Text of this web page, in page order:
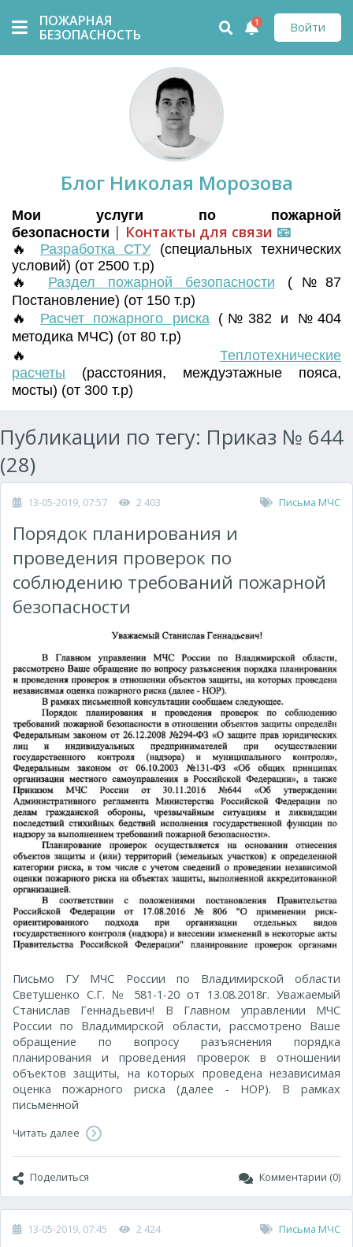
ПОЖАРНАЯ
БЕЗОПАСНОСТЬ
Войти
1
Блог Николая Морозова
Мои услуги по пожарной
безопасности | Контакты для связи 📧
🔥 Разработка СТУ (специальных технических
условий) (от 2500 т.р)
🔥 Раздел пожарной безопасности (№87
Постановление) (от 150 т.р)
🔥 Расчет пожарного риска(№382 и №404
методика МЧС) (от 80 т.р)
🔥 Теплотехнические
расчеты (расстояния, междуэтажные пояса,
мосты) (от 300 т.р)
Публикации по тегу: Приказ № 644
(28)
13-05-2019, 07:57 2 403 Письма МЧС
Порядок планирования и
проведения проверок по
соблюдению требований пожарной
безопасности
Письмо ГУ МЧС России по Владимирской области
Светушенко С.Г. № 581-1-20 от 13.08.2018г. Уважаемый
Станислав Геннадьевич! В Главном управлении МЧС
России по Владимирской области, рассмотрено Ваше
обращение по вопросу разъяснения порядка
планирования и проведения проверок в отношении
объектов защиты, на которых проведена независимая
оценка пожарного риска (далее - НОР). В рамках
письменной
Читать далее
Поделиться Комментарии (0)
13-05-2019, 07:45 2 424 Письма МЧС